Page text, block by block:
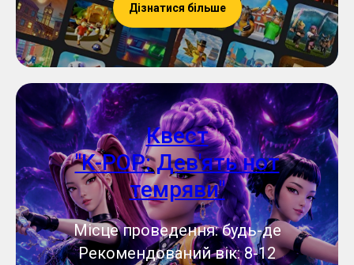
Дізнатися більше
Квест
"K-POP: Дев'ять нот
темряви"
Місце проведення: будь-де
Рекомендований вік: 8-12